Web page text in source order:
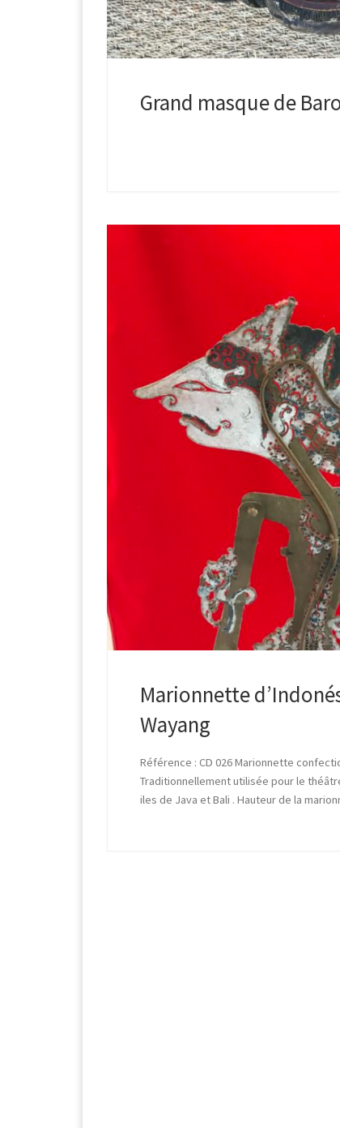
Grand masque de
Marionnette
Wayang
Référence : CD 026 Marionnette
Traditionnellement utilisée pour le
iles de Java et Bali . Hauteur de la